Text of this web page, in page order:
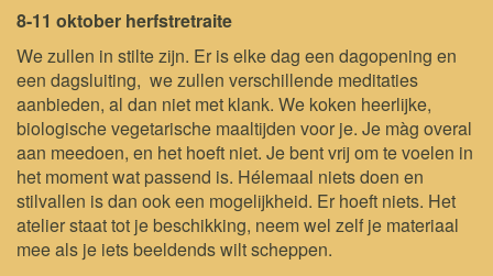
8-11 oktober herfstretraite
We zullen in stilte zijn. Er is elke dag een dagopening en
een dagsluiting, we zullen verschillende meditaties
aanbieden, al dan niet met klank. We koken heerlijke,
biologische vegetarische maaltijden voor je. Je màg overal
aan meedoen, en het hoeft niet. Je bent vrij om te voelen in
het moment wat passend is. Hélemaal niets doen en
stilvallen is dan ook een mogelijkheid. Er hoeft niets. Het
atelier staat tot je beschikking, neem wel zelf je materiaal
mee als je iets beeldends wilt scheppen.